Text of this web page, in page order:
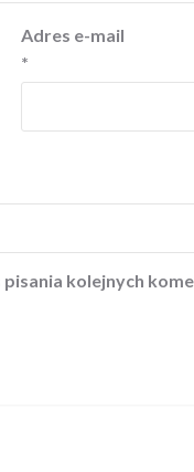
Adres e-mail
*
kolejnych